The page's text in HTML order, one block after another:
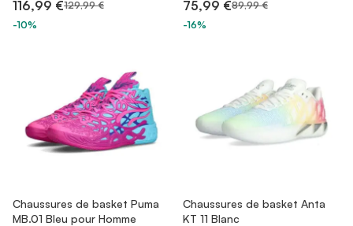
116,99 €129,99 €
-10%
75,99 €89,99 €
-16%
Chaussures de basket Puma
MB.01 Bleu pour Homme
Chaussures de basket Anta
KT 11 Blanc